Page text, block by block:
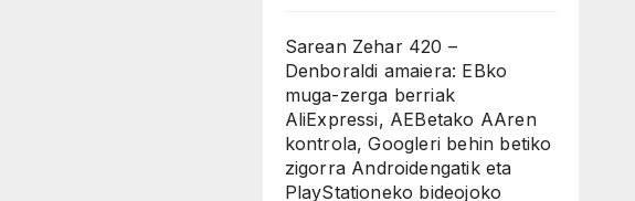
Sarean Zehar 420 –
Denboraldi amaiera: EBko
muga-zerga berriak
AliExpressi, AEBetako AAren
kontrola, Googleri behin betiko
zigorra Androidengatik eta
PlayStationeko bideojoko